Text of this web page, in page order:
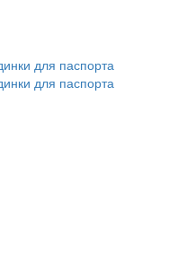
для паспорта
для паспорта